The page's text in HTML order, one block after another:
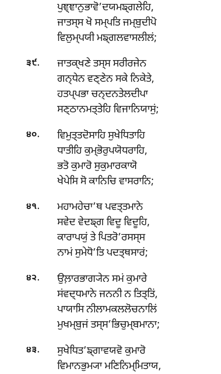
ਪੁਞ੍ਞਾਨੁਭਾਵੋ’ਦਯਮਙ੍ਗਲੇਹਿ,
ਜਾਤਸ੍ਸ ਖੋ ਸਮ੍ਪਤਿ ਜਮ੍ਬੁਦੀਪੋ
ਵਿਲੁਮ੍ਪਯੀ ਮਙ੍ਗਲਵਾਸਲੀਲਂ;
੩੯.
ਜਾਤਕ੍ਖਣੇ ਤਸ੍ਸ ਸਰੀਰਜੇਨ
ਗਨ੍ਧੇਨ ਵਣ੍ਣੇਨ ਸਕੇ ਨਿਕੇਤੇ,
ਹਤਪ੍ਪਭਾ ਚਨ੍ਦਨਤੇਲਦੀਪਾ
ਸਣ੍ਠਾਨਮਤ੍ਤੇਹਿ ਵਿਜਾਨਿਯਾਸੁਂ;
੪੦.
ਵਿਮੁਤ੍ਤਦੋਸਾਹਿ ਸੁਖੇਧਿਤਾਹਿ
ਧਾਤੀਹਿ ਕੁਮ੍ਭੋਰੁਪਯੋਧਰਾਹਿ,
ਭਤੋ ਕੁਮਾਰੋ ਸੁਕੁਮਾਰਕਾਯੋ
ਖੇਪੇਸਿ ਸੋ ਕਾਨਿਚਿ ਵਾਸਰਾਨਿ;
੪੧.
ਮਹਾਮਹੇਚਾ’ਥ ਪਵਤ੍ਤਮਾਨੇ
ਸਵੇਦ ਵੇਦਙ੍ਗ ਵਿਦੂ ਵਿਦੂਹਿ,
ਕਾਰਾਪਯੁਂ ਤੇ ਪਿਤਰੋ’ਰਸਸ੍ਸ
ਨਾਮਂ ਸੁਮੇਧੋ’ਤਿ ਪਦਤ੍ਥਸਾਰਂ;
੪੨.
ਉਲ਼ਾਰਭਾਗ੍ਯੇਨ ਸਮਂ ਕੁਮਾਰੇ
ਸਂਵਦ੍ਧਮਾਨੇ ਜਨਨੀ ਨ ਤਿਤ੍ਤਿਂ,
ਪਾਯਾਸਿ ਨੀਲਾਮਕਲਲੋਚਨਾਲਿਂ
ਮੁਖਮ੍ਬੁਜਂ ਤਸ੍ਸ’ਭਿਚੁਮ੍ਬਮਾਨਾ;
੪੩.
ਸੁਖੇਧਿਤ’ਙ੍ਗਾਵਯਵੋ ਕੁਮਾਰੋ
ਵਿਮਾਨਭੁਮ੍ਯਾ ਮਣਿਨਿਮ੍ਮਿਤਾਯ,